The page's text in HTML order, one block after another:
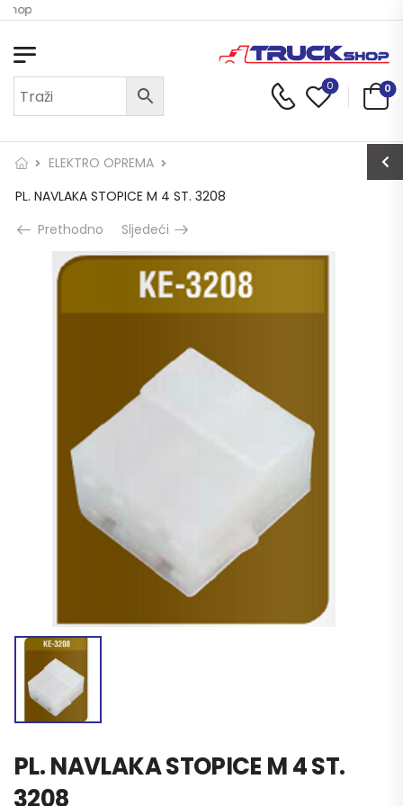
0 0
ELEKTRO OPREMA
PL. NAVLAKA STOPICE M 4 ST. 3208
Prethodno
Sljedeći
PL. NAVLAKA STOPICE M 4 ST.
3208